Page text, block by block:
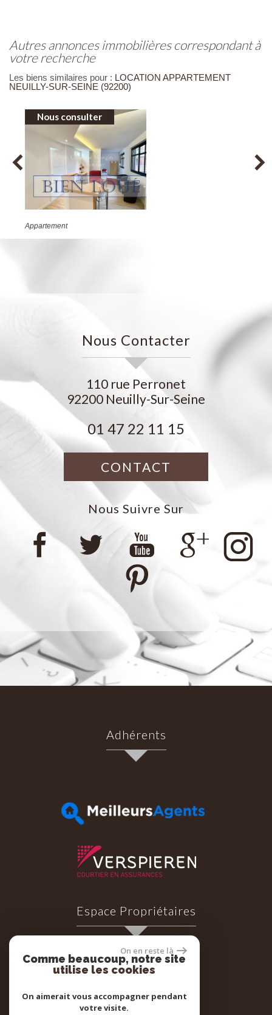
autres annonces immobilières correspondant à
votre recherche
Les biens similaires pour : LOCATION APPARTEMENT
NEUILLY-SUR-SEINE (92200)
Nous consulter
Nous Contacter
110 rue Perronet
92200 Neuilly-Sur-Seine
01 47 22 11 15
CONTACT
Nous Suivre Sur
Adhérents
Espace Propriétaires
Espace propriétaires
On en reste là
Comme beaucoup, notre site
utilise les cookies
On aimerait vous accompagner pendant
votre visite.